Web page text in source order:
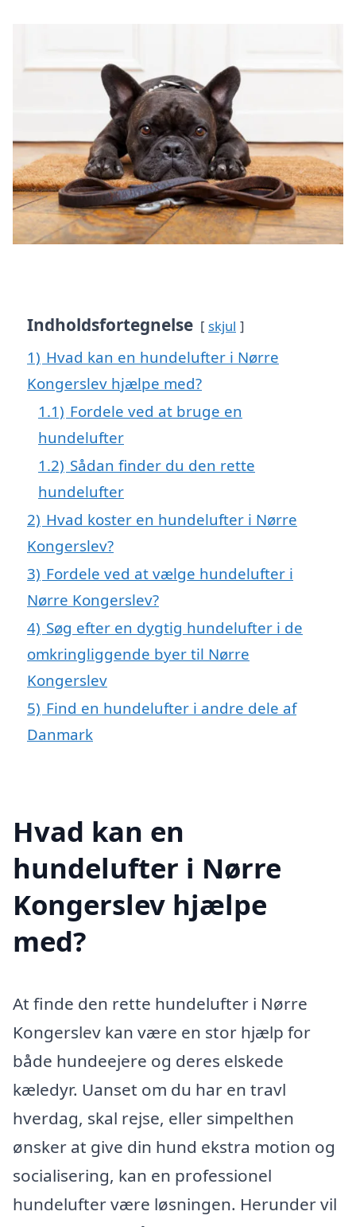
Indholdsfortegnelse skjul
1) Hvad kan en hundelufter i Nørre
Kongerslev hjælpe med?
1.1) Fordele ved at bruge en
hundelufter
1.2) Sådan finder du den rette
hundelufter
2) Hvad koster en hundelufter i Nørre
Kongerslev?
3) Fordele ved at vælge hundelufter i
Nørre Kongerslev?
4) Søg efter en dygtig hundelufter i de
omkringliggende byer til Nørre
Kongerslev
5) Find en hundelufter i andre dele af
Danmark
Hvad kan en
hundelufter i Nørre
Kongerslev hjælpe
med?
At finde den rette hundelufter i Nørre
Kongerslev kan være en stor hjælp for
både hundeejere og deres elskede
kæledyr. Uanset om du har en travl
hverdag, skal rejse, eller simpelthen
ønsker at give din hund ekstra motion og
socialisering, kan en professionel
hundelufter være løsningen. Herunder vil